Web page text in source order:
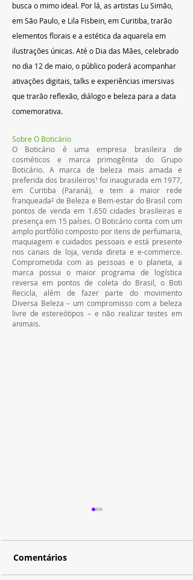
busca o mimo ideal. Por lá, as artistas Lu Simão,
em São Paulo, e Lila Fisbein, em Curitiba, trarão
elementos florais e a estética da aquarela em
ilustrações únicas. Até o Dia das Mães, celebrado
no dia 12 de maio, o público poderá acompanhar
ativações digitais, talks e experiências imersivas
que trarão reflexão, diálogo e beleza para a data
comemorativa.
Sobre O Boticário
O Boticário é uma empresa brasileira de
cosméticos e marca primogênita do Grupo
Boticário. A marca de beleza mais amada e
preferida dos brasileiros¹ foi inaugurada em 1977,
em Curitiba (Paraná), e tem a maior rede
franqueada² de Beleza e Bem-estar do Brasil com
pontos de venda em 1.650 cidades brasileiras e
presença em 15 países. O Boticário conta com um
amplo portfólio composto por itens de perfumaria,
maquiagem e cuidados pessoais e está presente
nos canais de loja, venda direta e e-commerce.
Comprometida com as pessoas e o planeta, a
marca possui o maior programa de logística
reversa em pontos de coleta do Brasil, o Boti
Recicla, além de fazer parte do movimento
Diversa Beleza – um compromisso com a beleza
livre de estereótipos – e não realizar testes em
animais.
Comentários